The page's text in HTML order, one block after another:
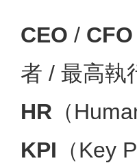
CEO / CFO
者 / 最高執
HR （
KPI （Key